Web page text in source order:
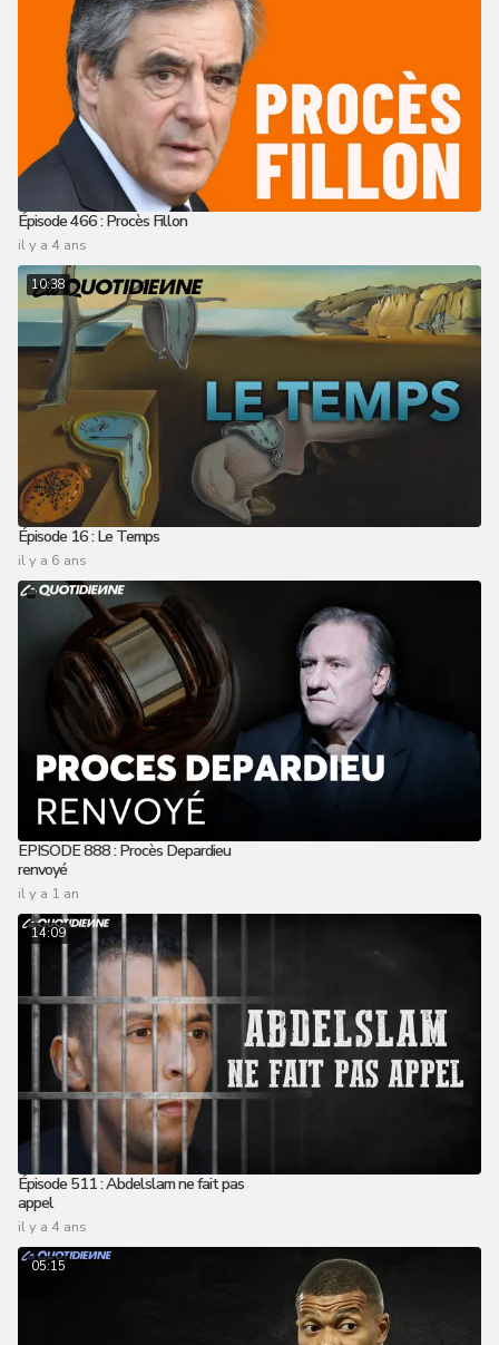
Épisode 466 : Procès Fillon
il y a 4 ans
10:38
Épisode 16 : Le Temps
il y a 6 ans
EPISODE 888 : Procès Depardieu
renvoyé
il y a 1 an
14:09
Épisode 511 : Abdelslam ne fait pas
appel
il y a 4 ans
05:15